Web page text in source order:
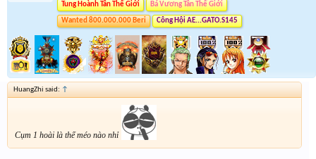
Tung Hoành Tân Thế Giới Bá Vương Tân Thế Giới
Wanted 800.000.000 Beri Công Hội AE...GATO.S145
HuangZhi said: ↑
Cụm 1 hoài là thế méo nào nhỉ